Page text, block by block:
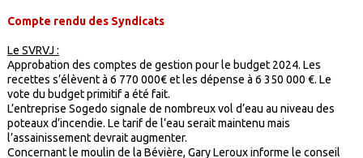
Compte rendu des Syndicats
Le SVRVJ :
Approbation des comptes de gestion pour le budget 2024. Les
recettes s’élèvent à 6 770 000€ et les dépense à 6 350 000 €. Le
vote du budget primitif a été fait.
L’entreprise Sogedo signale de nombreux vol d’eau au niveau des
poteaux d’incendie. Le tarif de l’eau serait maintenu mais
l’assainissement devrait augmenter.
Concernant le moulin de la Bévière, Gary Leroux informe le conseil